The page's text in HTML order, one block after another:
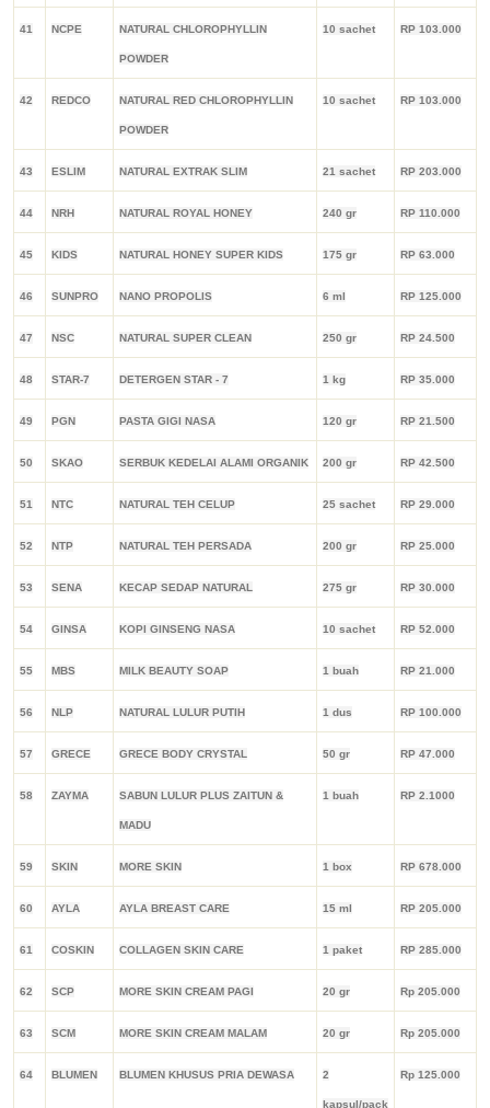
41 NCPE NATURAL CHLOROPHYLLIN
POWDER
10 sachet RP 103.000
42 REDCO NATURAL RED CHLOROPHYLLIN
POWDER
10 sachet RP 103.000
43 ESLIM NATURAL EXTRAK SLIM 21 sachet RP 203.000
44 NRH NATURAL ROYAL HONEY 240 gr RP 110.000
45 KIDS NATURAL HONEY SUPER KIDS 175 gr RP 63.000
46 SUNPRO NANO PROPOLIS 6 ml RP 125.000
47 NSC NATURAL SUPER CLEAN 250 gr RP 24.500
48 STAR-7 DETERGEN STAR - 7 1 kg RP 35.000
49 PGN PASTA GIGI NASA 120 gr RP 21.500
50 SKAO SERBUK KEDELAI ALAMI ORGANIK 200 gr RP 42.500
51 NTC NATURAL TEH CELUP 25 sachet RP 29.000
52 NTP NATURAL TEH PERSADA 200 gr RP 25.000
53 SENA KECAP SEDAP NATURAL 275 gr RP 30.000
54 GINSA KOPI GINSENG NASA 10 sachet RP 52.000
55 MBS MILK BEAUTY SOAP 1 buah RP 21.000
56 NLP NATURAL LULUR PUTIH 1 dus RP 100.000
57 GRECE GRECE BODY CRYSTAL 50 gr RP 47.000
58 ZAYMA SABUN LULUR PLUS ZAITUN &
MADU
1 buah RP 2.1000
59 SKIN MORE SKIN 1 box RP 678.000
60 AYLA AYLA BREAST CARE 15 ml RP 205.000
61 COSKIN COLLAGEN SKIN CARE 1 paket RP 285.000
62 SCP MORE SKIN CREAM PAGI 20 gr Rp 205.000
63 SCM MORE SKIN CREAM MALAM 20 gr Rp 205.000
64 BLUMEN BLUMEN KHUSUS PRIA DEWASA 2
kapsul/pack
Rp 125.000